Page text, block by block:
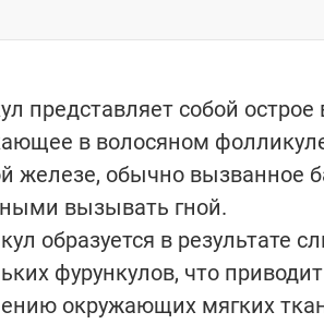
представляет собой острое
в волосяном
железе, обычно вызванное
вызывать гной.
образуется в результате
фурункулов, что
окружающих мягких